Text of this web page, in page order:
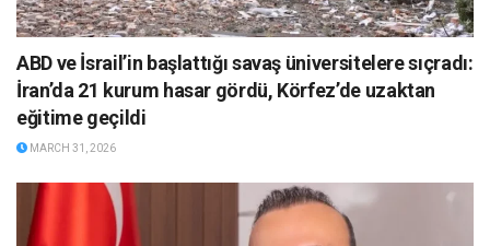
ABD ve İsrail’in başlattığı savaş üniversitelere sıçradı:
İran’da 21 kurum hasar gördü, Körfez’de uzaktan
eğitime geçildi
MARCH 31, 2026